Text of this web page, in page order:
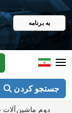
به برنامه
جستجو کردن